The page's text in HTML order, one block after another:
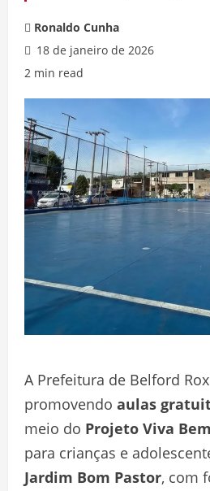
Ronaldo Cunha
18 de janeiro de 2026
2 min read
A Prefeitura de Belford
promovendo aulas
meio do Projeto Viva Bem
para crianças e
Jardim Bom Pastor, com